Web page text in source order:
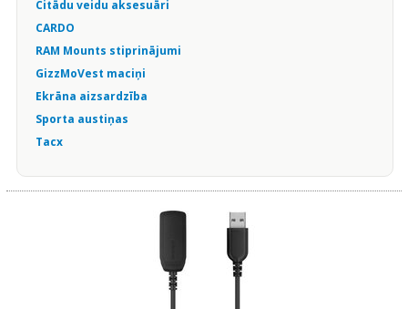
Citādu veidu aksesuāri
CARDO
RAM Mounts stiprinājumi
GizzMoVest maciņi
Ekrāna aizsardzība
Sporta austiņas
Tacx